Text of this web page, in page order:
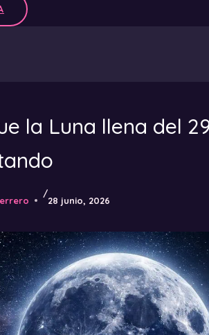
la Luna llena del
/
28 junio, 2026